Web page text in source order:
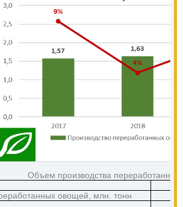
Объем производства
овощей, млн. тонн